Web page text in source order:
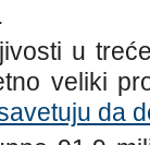
u
veliki
da